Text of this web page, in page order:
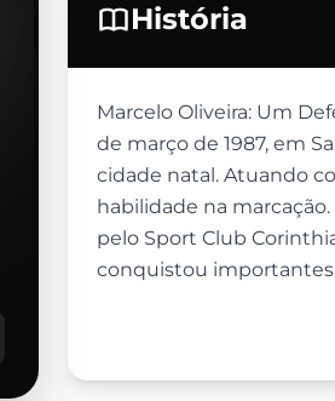
História
Marcelo Oliveira: Um
de março de 1987, em
cidade natal. Atuando
habilidade na
pelo Sport Club
conquistou importantes